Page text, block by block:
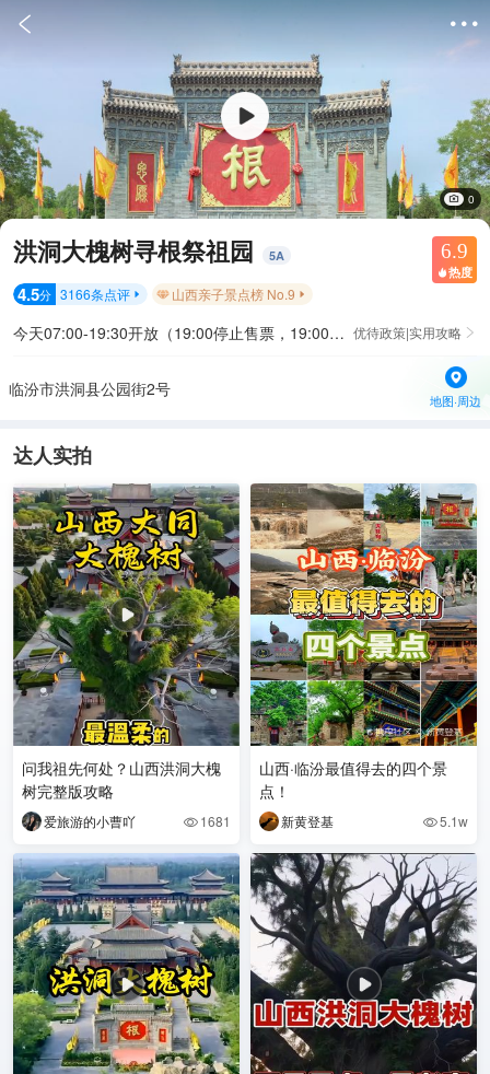
 
0
洪洞大槐树寻根祭祖园 5A 6.9
 热度
4.5分 3166条点评  山西亲子景点榜 No.9 
今天07:00-19:30开放（19:00停止售票，19:00停止入园） 优待政策|实用攻略 
临汾市洪洞县公园街2号
地图·周边
达人实拍
问我祖先何处？山西洪洞大槐
树完整版攻略
爱旅游的小曹吖  1681
山西·临汾最值得去的四个景
点！
新黄登基 5.1w